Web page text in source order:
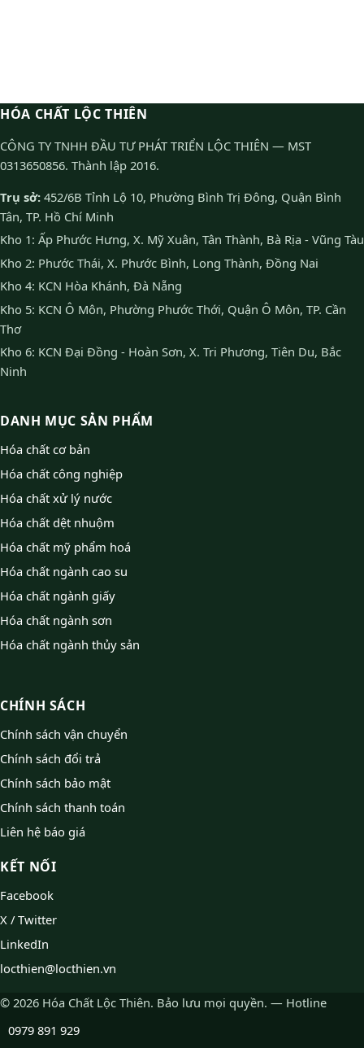
HÓA CHẤT LỘC THIÊN
CÔNG TY TNHH ĐẦU TƯ PHÁT TRIỂN LỘC THIÊN — MST
0313650856. Thành lập 2016.
Trụ sở: 452/6B Tỉnh Lộ 10, Phường Bình Trị Đông, Quận Bình
Tân, TP. Hồ Chí Minh
Kho 1: Ấp Phước Hưng, X. Mỹ Xuân, Tân Thành, Bà Rịa - Vũng Tàu
Kho 2: Phước Thái, X. Phước Bình, Long Thành, Đồng Nai
Kho 4: KCN Hòa Khánh, Đà Nẵng
Kho 5: KCN Ô Môn, Phường Phước Thới, Quận Ô Môn, TP. Cần
Thơ
Kho 6: KCN Đại Đồng - Hoàn Sơn, X. Tri Phương, Tiên Du, Bắc
Ninh
DANH MỤC SẢN PHẨM
Hóa chất cơ bản
Hóa chất công nghiệp
Hóa chất xử lý nước
Hóa chất dệt nhuộm
Hóa chất mỹ phẩm hoá
Hóa chất ngành cao su
Hóa chất ngành giấy
Hóa chất ngành sơn
Hóa chất ngành thủy sản
CHÍNH SÁCH
Chính sách vận chuyển
Chính sách đổi trả
Chính sách bảo mật
Chính sách thanh toán
Liên hệ báo giá
KẾT NỐI
Facebook
X / Twitter
LinkedIn
locthien@locthien.vn
© 2026 Hóa Chất Lộc Thiên. Bảo lưu mọi quyền. — Hotline
0979 891 929